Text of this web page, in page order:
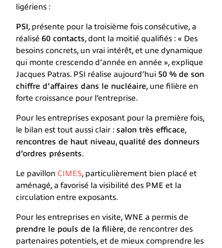
ligériens :
PSI, présente pour la troisième fois consécutive, a
réalisé 60 contacts, dont la moitié qualifiés : « Des
besoins concrets, un vrai intérêt, et une dynamique
qui monte crescendo d’année en année », explique
Jacques Patras. PSI réalise aujourd’hui 50 % de son
chiffre d’affaires dans le nucléaire, une filière en
forte croissance pour l’entreprise.
Pour les entreprises exposant pour la première fois,
le bilan est tout aussi clair : salon très efficace,
rencontres de haut niveau, qualité des donneurs
d’ordres présents.
Le pavillon CIMES, particulièrement bien placé et
aménagé, a favorisé la visibilité des PME et la
circulation entre exposants.
Pour les entreprises en visite, WNE a permis de
prendre le pouls de la filière, de rencontrer des
partenaires potentiels, et de mieux comprendre les